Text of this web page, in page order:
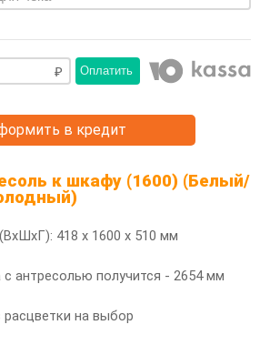
Оплатить
в кредит
к шкафу (1600) (Белый/
418 х 1600 х 510 мм
антресолью получится - 2654 мм
на выбор